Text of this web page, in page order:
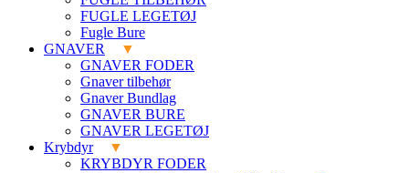
FUGLE LEGETØJ
Fugle Bure
GNAVER
GNAVER FODER
Gnaver tilbehør
Gnaver Bundlag
GNAVER BURE
GNAVER LEGETØJ
Krybdyr
KRYBDYR FODER